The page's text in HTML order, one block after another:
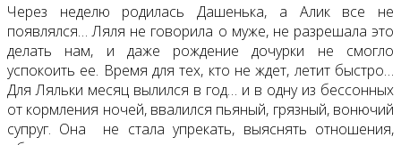
Через неделю родилась Дашенька, а Алик все не
появлялся… Ляля не говорила о муже, не разрешала это
делать нам, и даже рождение дочурки не смогло
успокоить ее. Время для тех, кто не ждет, летит быстро…
Для Ляльки месяц вылился в год… и в одну из бессонных
от кормления ночей, ввалился пьяный, грязный, вонючий
супруг. Она не стала упрекать, выяснять отношения,